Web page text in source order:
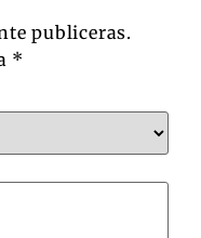
publiceras.
*